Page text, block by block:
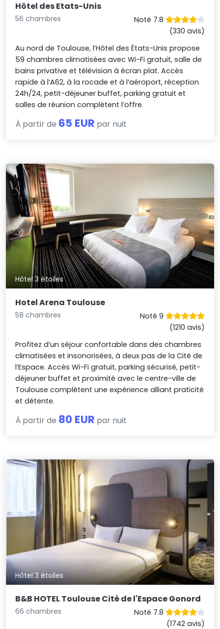
Hôtel des Etats-Unis
56 chambres
Noté 7.8
(330 avis)
Au nord de Toulouse, l’Hôtel des États-Unis propose
59 chambres climatisées avec Wi-Fi gratuit, salle de
bains privative et télévision à écran plat. Accès
rapide à l’A62, à la rocade et à l’aéroport, réception
24h/24, petit-déjeuner buffet, parking gratuit et
salles de réunion complètent l’offre.
À partir de 65 EUR par nuit
Hôtel 3 étoiles
Hotel Arena Toulouse
58 chambres
Noté 9
(1210 avis)
Profitez d’un séjour confortable dans des chambres
climatisées et insonorisées, à deux pas de la Cité de
l’Espace. Accès Wi-Fi gratuit, parking sécurisé, petit-
déjeuner buffet et proximité avec le centre-ville de
Toulouse complètent une expérience alliant praticité
et détente.
À partir de 80 EUR par nuit
Hôtel 3 étoiles
B&B HOTEL Toulouse Cité de l'Espace Gonord
66 chambres
Noté 7.8
(1742 avis)